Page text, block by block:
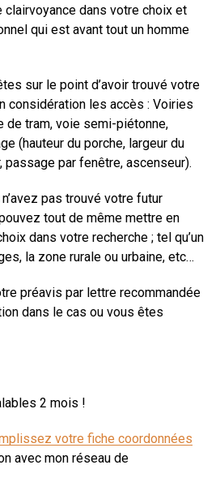
clairvoyance dans votre choix et
qui est avant tout un homme
sur le point d’avoir trouvé votre
considération les accès : Voiries
de tram, voie semi-piétonne,
(hauteur du porche, largeur du
passage par fenêtre, ascenseur).
pas trouvé votre futur
tout de même mettre en
dans votre recherche ; tel qu’un
la zone rurale ou urbaine, etc…
préavis par lettre recommandée
dans le cas ou vous êtes
2 mois !
votre fiche coordonnées
avec mon réseau de